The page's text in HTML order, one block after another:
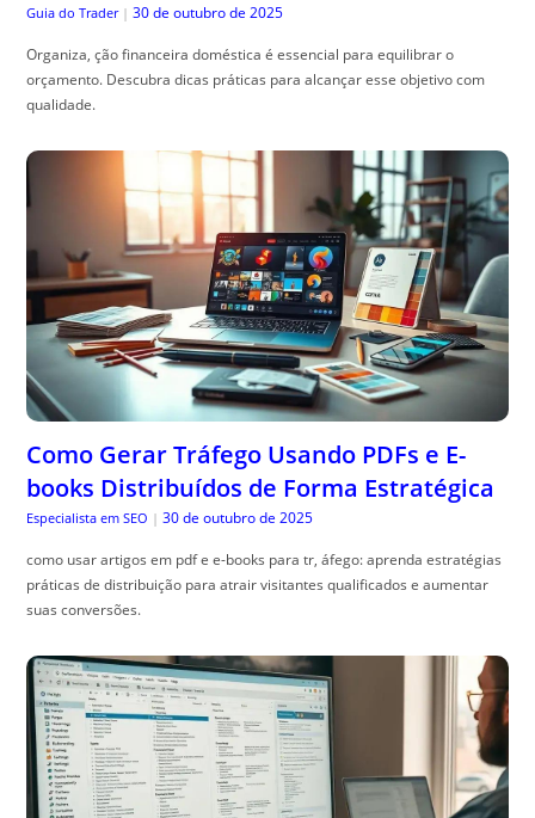
Guia do Trader | 30 de outubro de 2025
Organiza, ção financeira doméstica é essencial para equilibrar o
orçamento. Descubra dicas práticas para alcançar esse objetivo com
qualidade.
Como Gerar Tráfego Usando PDFs e E-
books Distribuídos de Forma Estratégica
Especialista em SEO | 30 de outubro de 2025
como usar artigos em pdf e e-books para tr, áfego: aprenda estratégias
práticas de distribuição para atrair visitantes qualificados e aumentar
suas conversões.